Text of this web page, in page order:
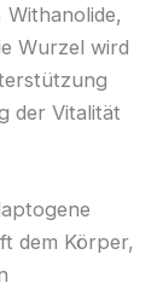
Wurzel wird
der Vitalität
dem Körper,